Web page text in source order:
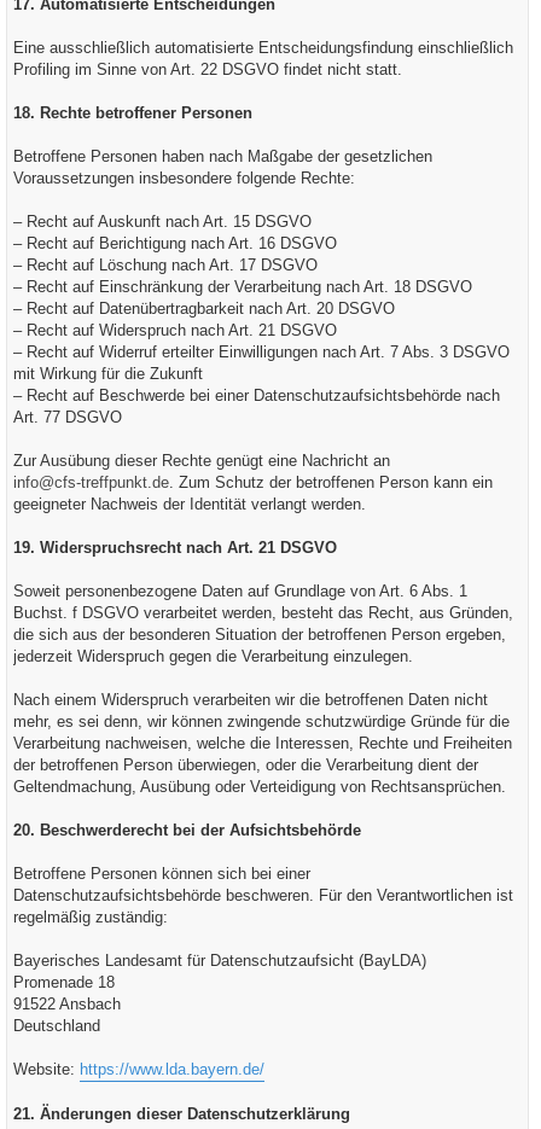
17. Automatisierte Entscheidungen
Eine ausschließlich automatisierte Entscheidungsfindung einschließlich
Profiling im Sinne von Art. 22 DSGVO findet nicht statt.
18. Rechte betroffener Personen
Betroffene Personen haben nach Maßgabe der gesetzlichen
Voraussetzungen insbesondere folgende Rechte:
– Recht auf Auskunft nach Art. 15 DSGVO
– Recht auf Berichtigung nach Art. 16 DSGVO
– Recht auf Löschung nach Art. 17 DSGVO
– Recht auf Einschränkung der Verarbeitung nach Art. 18 DSGVO
– Recht auf Datenübertragbarkeit nach Art. 20 DSGVO
– Recht auf Widerspruch nach Art. 21 DSGVO
– Recht auf Widerruf erteilter Einwilligungen nach Art. 7 Abs. 3 DSGVO
mit Wirkung für die Zukunft
– Recht auf Beschwerde bei einer Datenschutzaufsichtsbehörde nach
Art. 77 DSGVO
Zur Ausübung dieser Rechte genügt eine Nachricht an
info@cfs-treffpunkt.de. Zum Schutz der betroffenen Person kann ein
geeigneter Nachweis der Identität verlangt werden.
19. Widerspruchsrecht nach Art. 21 DSGVO
Soweit personenbezogene Daten auf Grundlage von Art. 6 Abs. 1
Buchst. f DSGVO verarbeitet werden, besteht das Recht, aus Gründen,
die sich aus der besonderen Situation der betroffenen Person ergeben,
jederzeit Widerspruch gegen die Verarbeitung einzulegen.
Nach einem Widerspruch verarbeiten wir die betroffenen Daten nicht
mehr, es sei denn, wir können zwingende schutzwürdige Gründe für die
Verarbeitung nachweisen, welche die Interessen, Rechte und Freiheiten
der betroffenen Person überwiegen, oder die Verarbeitung dient der
Geltendmachung, Ausübung oder Verteidigung von Rechtsansprüchen.
20. Beschwerderecht bei der Aufsichtsbehörde
Betroffene Personen können sich bei einer
Datenschutzaufsichtsbehörde beschweren. Für den Verantwortlichen ist
regelmäßig zuständig:
Bayerisches Landesamt für Datenschutzaufsicht (BayLDA)
Promenade 18
91522 Ansbach
Deutschland
Website: https://www.lda.bayern.de/
21. Änderungen dieser Datenschutzerklärung